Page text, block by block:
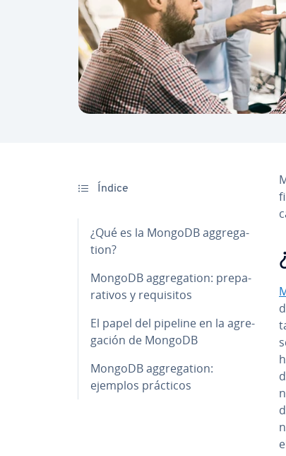
Índice
¿Qué es la MongoDB ag­gre­ga­
tion?
MongoDB ag­gre­ga­tion: pre­pa­
ra­ti­vos y re­qui­si­tos
El papel del pipeline en la agre­
ga­ción de MongoDB
MongoDB ag­gre­ga­tion:
ejemplos prácticos